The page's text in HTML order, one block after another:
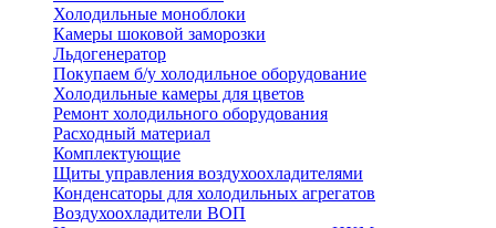
Холодильные моноблоки
Камеры шоковой заморозки
Льдогенератор
Покупаем б/у холодильное оборудование
Холодильные камеры для цветов
Ремонт холодильного оборудования
Расходный материал
Комплектующие
Щиты управления воздухоохладителями
Конденсаторы для холодильных агрегатов
Воздухоохладители ВОП